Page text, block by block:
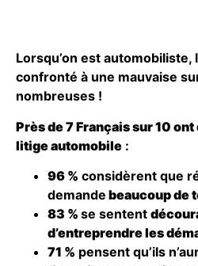
Lorsqu’on est automobiliste,
confronté à une mauvaise
nombreuses !
Près de 7 Français sur 10
litige automobile :
96 % considèrent que
demande beaucoup de
83 % se sentent
d’entreprendre les
71 % pensent qu’ils